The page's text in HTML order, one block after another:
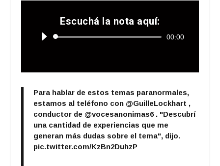
Escuchá la nota aquí:
Reproductor
00:00
Para hablar de estos temas paranormales,
estamos al teléfono con @GuilleLockhart ,
conductor de @vocesanonimas6. "Descubrí
una cantidad de experiencias que me
generan más dudas sobre el tema", dijo.
pic.twitter.com/KzBn2DuhzP